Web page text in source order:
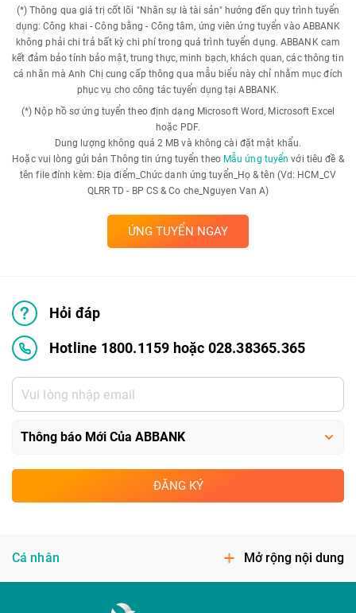
(*) Thông qua giá trị cốt lõi "Nhân sự là tài sản" hướng đến quy trình tuyển
dụng: Công khai - Công bằng - Công tâm, ứng viên ứng tuyển vào ABBANK
không phải chi trả bất kỳ chi phí trong quá trình tuyển dụng. ABBANK cam
kết đảm bảo tính bảo mật, trung thực, minh bạch, khách quan, các thông tin
cá nhân mà Anh Chị cung cấp thông qua mẫu biểu này chỉ nhằm mục đích
phục vụ cho công tác tuyển dụng tại ABBANK.
(*) Nộp hồ sơ ứng tuyển theo định dạng Microsoft Word, Microsoft Excel
hoặc PDF.
Dung lượng không quá 2 MB và không cài đặt mật khẩu.
Hoặc vui lòng gửi bản Thông tin ứng tuyển theo Mẫu ứng tuyển với tiêu đề &
tên file đính kèm: Địa điểm_Chức danh ứng tuyển_Họ & tên (Vd: HCM_CV
QLRR TD - BP CS & Co che_Nguyen Van A)
ỨNG TUYỂN NGAY
Hỏi đáp
Hotline 1800.1159 hoặc 028.38365.365
ĐĂNG KÝ
Cá nhân Mở rộng nội dung